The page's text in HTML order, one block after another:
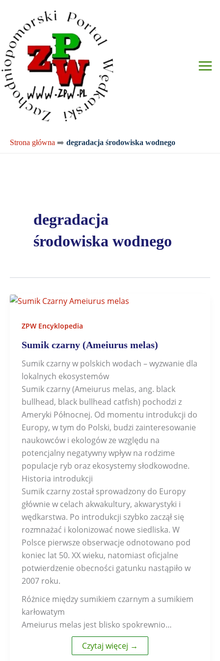
treści
Strona główna ➡️ degradacja środowiska wodnego
degradacja
środowiska wodnego
ZPW Encyklopedia
Sumik czarny (Ameiurus melas)
Sumik czarny w polskich wodach – wyzwanie dla
lokalnych ekosystemów
Sumik czarny (Ameiurus melas, ang. black
bullhead, black bullhead catfish) pochodzi z
Ameryki Północnej. Od momentu introdukcji do
Europy, w tym do Polski, budzi zainteresowanie
naukowców i ekologów ze względu na
potencjalny negatywny wpływ na rodzime
populacje ryb oraz ekosystemy słodkowodne.
Historia introdukcji
Sumik czarny został sprowadzony do Europy
głównie w celach akwakultury, akwarystyki i
wędkarstwa. Po introdukcji szybko zaczął się
rozmnażać i kolonizować nowe siedliska. W
Polsce pierwsze obserwacje odnotowano pod
koniec lat 50. XX wieku, natomiast oficjalne
potwierdzenie obecności gatunku nastąpiło w
2007 roku.
Różnice między sumikiem czarnym a sumikiem
karłowatym
Ameiurus melas jest blisko spokrewnio…
Czytaj więcej →